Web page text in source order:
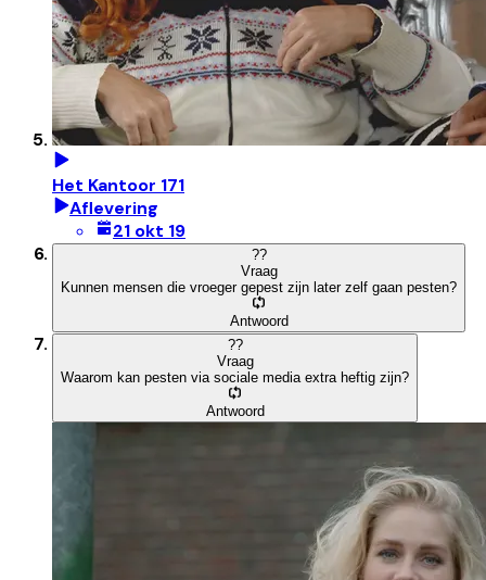
Het Kantoor 171
Aflevering
21 okt 19
??
Vraag
Kunnen mensen die vroeger gepest zijn later zelf gaan pesten?
Antwoord
??
Vraag
Waarom kan pesten via sociale media extra heftig zijn?
Antwoord